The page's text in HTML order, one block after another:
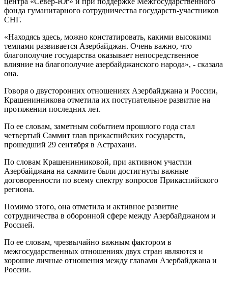
фонда гуманитарного сотрудничества государств-участников
СНГ.
«Находясь здесь, можно констатировать, какими высокими
темпами развивается Азербайджан. Очень важно, что
благополучие государства оказывает непосредственное
влияние на благополучие азербайджанского народа», - сказала
она.
Говоря о двусторонних отношениях Азербайджана и России,
Крашенинникова отметила их поступательное развитие на
протяжении последних лет.
По ее словам, заметным событием прошлого года стал
четвертый Саммит глав прикаспийских государств,
прошедший 29 сентября в Астрахани.
По словам Крашенинниковой, при активном участии
Азербайджана на саммите были достигнуты важные
договоренности по всему спектру вопросов Прикаспийского
региона.
Помимо этого, она отметила и активное развитие
сотрудничества в оборонной сфере между Азербайджаном и
Россией.
По ее словам, чрезвычайно важным фактором в
межгосударственных отношениях двух стран являются и
хорошие личные отношения между главами Азербайджана и
России.